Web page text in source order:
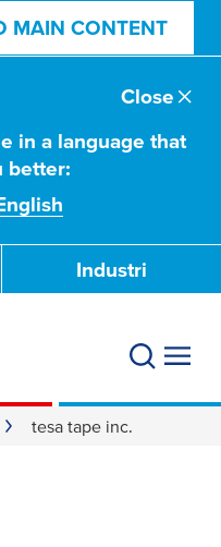
MAIN CONTENT
in a language that
better:
Close
Industri
tesa tape inc.